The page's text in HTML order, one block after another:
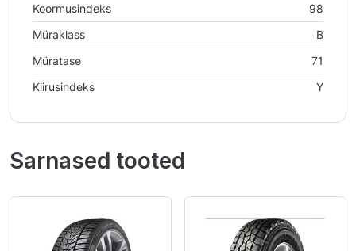
Koormusindeks
98
Müraklass
B
Müratase
71
Kiirusindeks
Y
Sarnased tooted